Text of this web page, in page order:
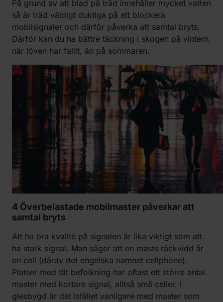
På grund av att blad på träd innehåller mycket vatten
så är träd väldigt duktiga på att blockera
mobilsignaler och därför påverka att samtal bryts.
Därför kan du ha bättre täckning i skogen på vintern,
när löven har fallit, än på sommaren.
4 Överbelastade mobilmaster påverkar att
samtal bryts
Att ha bra kvalité på signalen är lika viktigt som att
ha stark signal. Man säger att en masts räckvidd är
en cell (därav det engelska namnet cellphone).
Platser med tät befolkning har oftast ett större antal
master med kortare signal, alltså små celler. I
glesbygd är det istället vanligare med master som